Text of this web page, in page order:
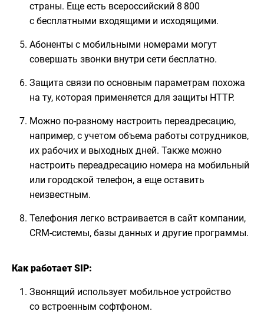
страны. Еще есть всероссийский 8 800
с бесплатными входящими и исходящими.
Абоненты с мобильными номерами могут
совершать звонки внутри сети бесплатно.
Защита связи по основным параметрам похожа
на ту, которая применяется для защиты HTTP.
Можно по-разному настроить переадресацию,
например, с учетом объема работы сотрудников,
их рабочих и выходных дней. Также можно
настроить переадресацию номера на мобильный
или городской телефон, а еще оставить
неизвестным.
Телефония легко встраивается в сайт компании,
CRM-системы, базы данных и другие программы.
Как работает SIP:
Звонящий использует мобильное устройство
со встроенным софтфоном.